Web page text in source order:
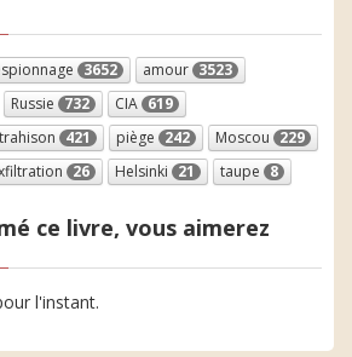
3652 amour 3523
Russie 732 CIA 619
trahison 421 piège 242 Moscou 229
26 Helsinki 21 taupe 8
ce livre, vous aimerez
l'instant.